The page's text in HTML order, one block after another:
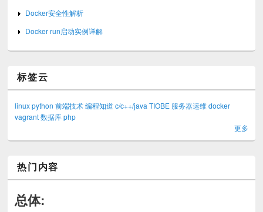
Docker安全性解析
Docker run启动实例详解
标签云
linux python 前端技术 编程知道 c/c++/java TIOBE 服务器运维 docker
vagrant 数据库 php
更多
热门内容
总体: